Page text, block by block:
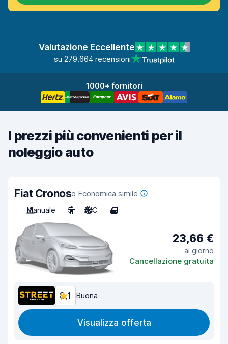
Valutazione Eccellente
su 279.664 recensioni
1000+ fornitori
I prezzi più convenienti per il
noleggio auto
Fiat Cronoso Economica simile
Manuale
5 A/C 4
23,66 €
al giorno
Cancellazione gratuita
8,1 Buona
Visualizza offerta